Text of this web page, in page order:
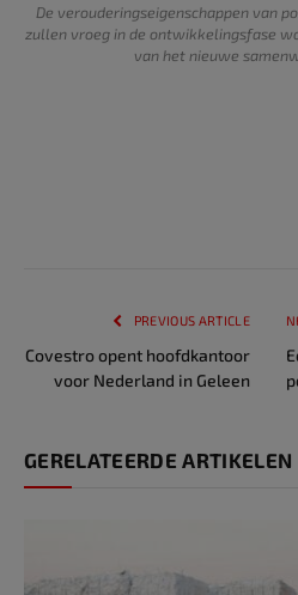
De verouderingseigenschappen van
zullen vroeg in de ontwikkelingsfase
van het nieuwe
PREVIOUS ARTICLE
Covestro opent hoofdkantoor
voor Nederland in Geleen
GERELATEERDE ARTIKELEN